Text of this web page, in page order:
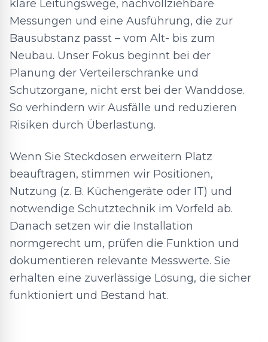
klare Leitungswege, nachvollziehbare
Messungen und eine Ausführung, die zur
Bausubstanz passt – vom Alt- bis zum
Neubau. Unser Fokus beginnt bei der
Planung der Verteilerschränke und
Schutzorgane, nicht erst bei der Wanddose.
So verhindern wir Ausfälle und reduzieren
Risiken durch Überlastung.
Wenn Sie Steckdosen erweitern Platz
beauftragen, stimmen wir Positionen,
Nutzung (z. B. Küchengeräte oder IT) und
notwendige Schutztechnik im Vorfeld ab.
Danach setzen wir die Installation
normgerecht um, prüfen die Funktion und
dokumentieren relevante Messwerte. Sie
erhalten eine zuverlässige Lösung, die sicher
funktioniert und Bestand hat.